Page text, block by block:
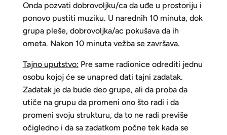
Onda pozvati dobrovoljku/ca da uđe u prostoriju i
ponovo pustiti muziku. U narednih 10 minuta, dok
grupa pleše, dobrovoljka/ac pokušava da ih
ometa. Nakon 10 minuta vežba se završava.
Tajno uputstvo: Pre same radionice odrediti jednu
osobu kojoj će se unapred dati tajni zadatak.
Zadatak je da bude deo grupe, ali da proba da
utiče na grupu da promeni ono što radi i da
promeni svoju strukturu, da to ne radi previše
očigledno i da sa zadatkom počne tek kada se